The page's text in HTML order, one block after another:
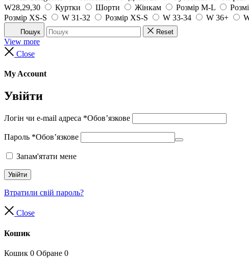
W28,29,30
Куртки Шорти Жінкам Розмір M-L
Розмір XS-S
W 31-32 Розмір XS-S W 33-34 W 36+
Пошук Reset
View more
Close
My Account
Увійти
Логін чи e-mail адреса *Обов’язкове
Пароль *Обов’язкове
Запам'ятати мене
Увійти
Втратили свій пароль?
Close
Кошик
Кошик 0 Обране 0